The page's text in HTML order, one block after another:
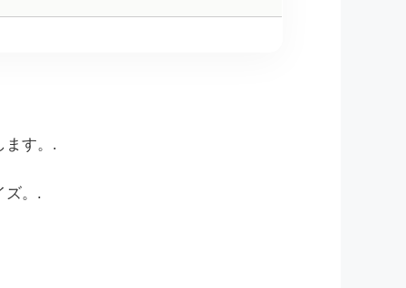
ます。.
ズ。.